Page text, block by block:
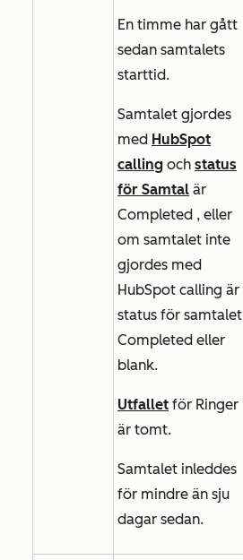
En timme har gått
sedan samtalets
starttid.
Samtalet gjordes
med HubSpot
calling och status
för Samtal är
Completed , eller
om samtalet inte
gjordes med
HubSpot calling är
status för samtalet
Completed eller
blank.
Utfallet för Ringer
är tomt.
Samtalet inleddes
för mindre än sju
dagar sedan.